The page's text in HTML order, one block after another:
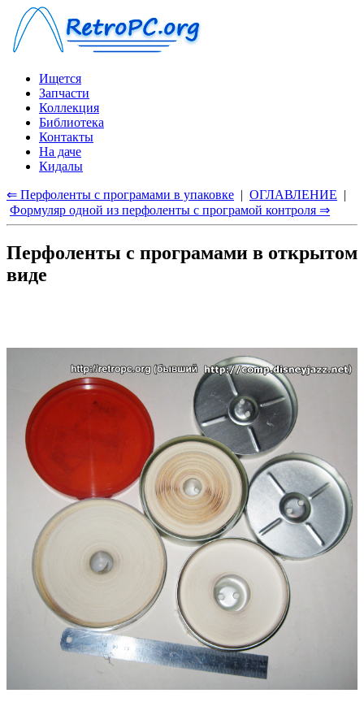
Ищется
Запчасти
Коллекция
Библиотека
Контакты
На даче
Кидалы
⇐ Перфоленты с програмами в упаковке | ОГЛАВЛЕНИЕ |
Формуляр одной из перфоленты с програмой контроля ⇒
Перфоленты с програмами в открытом
виде